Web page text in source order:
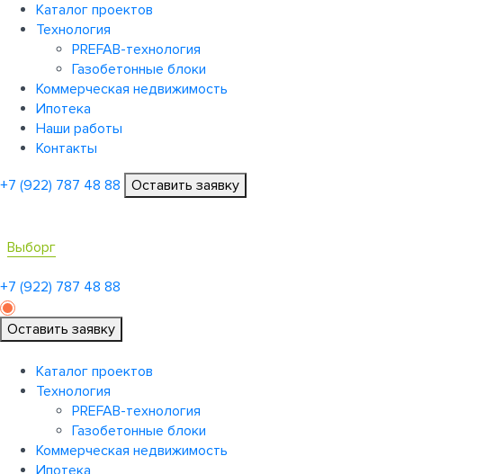
Каталог проектов
Технология
PREFAB-технология
Газобетонные блоки
Коммерческая недвижимость
Ипотека
Наши работы
Контакты
+7 (922) 787 48 88 Оставить заявку
Выборг
+7 (922) 787 48 88
Оставить заявку
Каталог проектов
Технология
PREFAB-технология
Газобетонные блоки
Коммерческая недвижимость
Ипотека